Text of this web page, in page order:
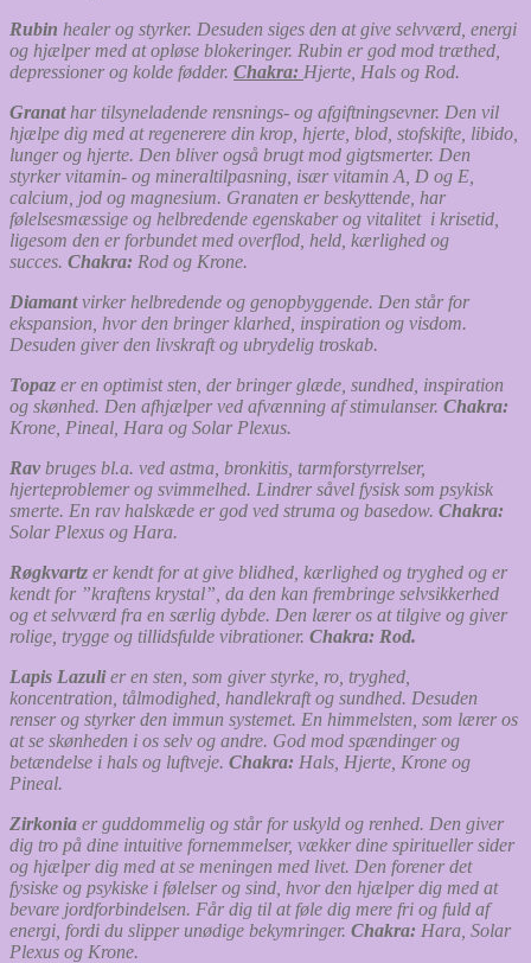
Rubin healer og styrker. Desuden siges den at give selvværd, energi
og hjælper med at opløse blokeringer. Rubin er god mod træthed,
depressioner og kolde fødder. Chakra: Hjerte, Hals og Rod.
Granat har tilsyneladende rensnings- og afgiftningsevner. Den vil
hjælpe dig med at regenerere din krop, hjerte, blod, stofskifte, libido,
lunger og hjerte. Den bliver også brugt mod gigtsmerter. Den
styrker vitamin- og mineraltilpasning, især vitamin A, D og E,
calcium, jod og magnesium. Granaten er beskyttende, har
følelsesmæssige og helbredende egenskaber og vitalitet i krisetid,
ligesom den er forbundet med overflod, held, kærlighed og
succes. Chakra: Rod og Krone.
Diamantvirker helbredende og genopbyggende. Den står for
ekspansion, hvor den bringer klarhed, inspiration og visdom.
Desuden giver den livskraft og ubrydelig troskab.
Topaz er en optimist sten, der bringer glæde, sundhed, inspiration
og skønhed. Den afhjælper ved afvænning af stimulanser. Chakra:
Krone, Pineal, Hara og Solar Plexus.
Rav bruges bl.a. ved astma, bronkitis, tarmforstyrrelser,
hjerteproblemer og svimmelhed. Lindrer såvel fysisk som psykisk
smerte. En rav halskæde er god ved struma og basedow. Chakra:
Solar Plexus og Hara.
Røgkvartz er kendt for at give blidhed, kærlighed og tryghed og er
kendt for ”kraftens krystal”, da den kan frembringe selvsikkerhed
og et selvværd fra en særlig dybde. Den lærer os at tilgive og giver
rolige, trygge og tillidsfulde vibrationer. Chakra: Rod.
Lapis Lazulier en sten, som giver styrke, ro, tryghed,
koncentration, tålmodighed, handlekraft og sundhed. Desuden
renser og styrker den immun systemet. En himmelsten, som lærer os
at se skønheden i os selv og andre. God mod spændinger og
betændelse i hals og luftveje. Chakra: Hals, Hjerte, Krone og
Pineal.
Zirkonia er guddommelig og står for uskyld og renhed. Den giver
dig tro på dine intuitive fornemmelser, vækker dine spiritueller sider
og hjælper dig med at se meningen med livet. Den forener det
fysiske og psykiske i følelser og sind, hvor den hjælper dig med at
bevare jordforbindelsen. Får dig til at føle dig mere fri og fuld af
energi, fordi du slipper unødige bekymringer. Chakra: Hara, Solar
Plexus og Krone.